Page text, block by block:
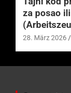
za posao
28. März 2026